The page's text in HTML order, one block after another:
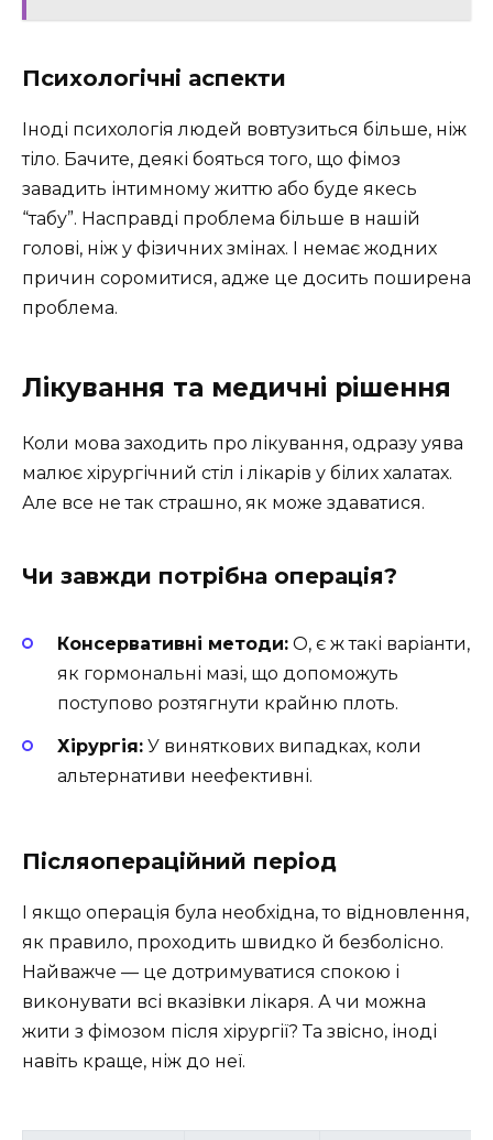
Психологічні аспекти
Іноді психологія людей вовтузиться більше, ніж
тіло. Бачите, деякі бояться того, що фімоз
завадить інтимному життю або буде якесь
“табу”. Насправді проблема більше в нашій
голові, ніж у фізичних змінах. І немає жодних
причин соромитися, адже це досить поширена
проблема.
Лікування та медичні рішення
Коли мова заходить про лікування, одразу уява
малює хірургічний стіл і лікарів у білих халатах.
Але все не так страшно, як може здаватися.
Чи завжди потрібна операція?
Консервативні методи: О, є ж такі варіанти,
як гормональні мазі, що допоможуть
поступово розтягнути крайню плоть.
Хірургія: У виняткових випадках, коли
альтернативи неефективні.
Післяопераційний період
І якщо операція була необхідна, то відновлення,
як правило, проходить швидко й безболісно.
Найважче — це дотримуватися спокою і
виконувати всі вказівки лікаря. А чи можна
жити з фімозом після хірургії? Та звісно, іноді
навіть краще, ніж до неї.